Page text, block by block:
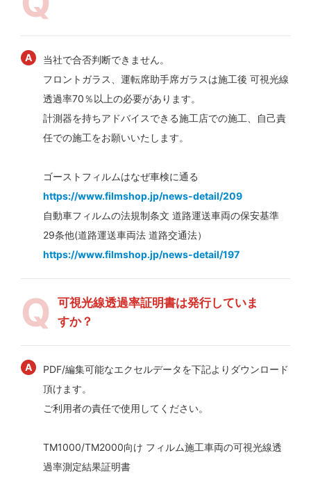
当社で合否判断できません。
フロントガラス、運転席助手席ガラスは施工後 可視光線
透過率70％以上の必要があります。
計測器を持ちアドバイスできる施工店での施工、自己責
任での施工をお願いいたします。
ゴーストフィルムはなぜ車検に通る
https://www.filmshop.jp/news-detail/209
自動車フィルムの法規制条文 道路運送車両の保安基準
29条他(道路運送車両法 道路交通法）
https://www.filmshop.jp/news-detail/197
可視光線透過率証明書は発行していま
すか？
PDF/編集可能なエクセルデータを下記よりダウンロード
頂けます。
ご利用者の責任で使用してください。
TM1000/TM2000向け フィルム施工車両の可視光線透
過率測定結果証明書